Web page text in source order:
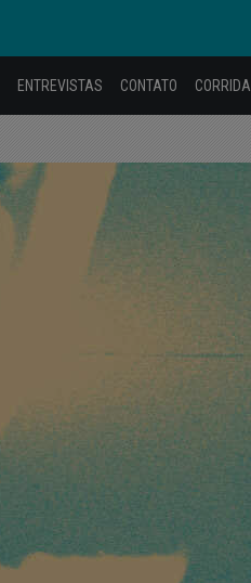
ENTREVISTAS CONTATO CORRIDA